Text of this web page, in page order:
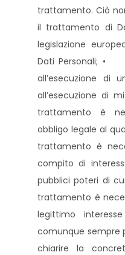
trattamento. Ciò
il trattamento di
legislazione
Dati Personali; •
all’esecuzione di
all’esecuzione
trattamento è
obbligo legale al
trattamento è
compito di
pubblici poteri di
trattamento è
legittimo
comunque sempre
chiarire la